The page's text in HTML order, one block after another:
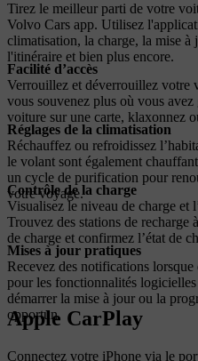
Tirez le meilleur parti de votre
Volvo Cars app. Utilisez
climatisation, la charge, la mise
l'itinéraire et bien plus encore.
Facilité d’accès
Verrouillez et déverrouillez votre
vous souvenez plus où vous
voiture sur une carte, klaxonnez
Réglages de la climatisation
Réchauffez ou refroidissez
le volant sont également
un cycle de purification pour
votre voyage.
Contrôle de la charge
Visualisez le niveau de charge et
Trouvez des stations de recharge
de charge et confirmez l’état de
Mises à jour pratiques
Recevez des notifications
pour les fonctionnalités
démarrer la mise à jour ou la
opportun.
Apple CarPlay
Connectez votre iPhone via le